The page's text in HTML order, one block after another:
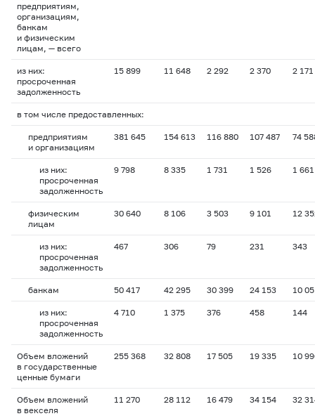
предприятиям,
организациям,
банкам
и физическим
лицам, — всего
из них:
просроченная
задолженность
15 899 11 648 2 292 2 370 2 171
в том числе предоставленных:
предприятиям
и организациям
381 645 154 613 116 880 107 487 74
из них:
просроченная
задолженность
9 798 8 335 1 731 1 526 1 661
физическим
лицам
30 640 8 106 3 503 9 101 12
из них:
просроченная
задолженность
467 306 79 231 343
банкам 50 417 42 295 30 399 24 153 10
из них:
просроченная
задолженность
4 710 1 375 376 458 144
Объем вложений
в государственные
ценные бумаги
255 368 32 808 17 505 19 335 10
Объем вложений
в векселя
11 270 28 112 16 479 34 154 32